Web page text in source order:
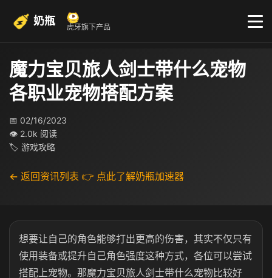
奶瓶 虎牙旗下产品
魔力宝贝旅人剑士带什么宠物
各职业宠物搭配方案
📅 02/16/2023
👁 2.0k 阅读
🏷 游戏攻略
← 返回资讯列表 👉 点此了解奶瓶加速器
想要让自己的角色能够打出更高的伤害，其实不仅只有
使用装备或提升自己角色强度这种方式，各位可以尝试
搭配上宠物。那魔力宝贝旅人剑士带什么宠物比较好